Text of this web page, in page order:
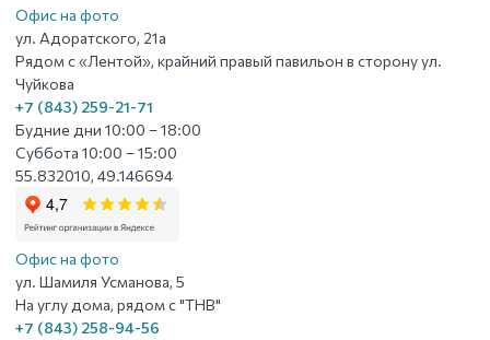
Офис на фото
ул. Адоратского, 21а
Рядом с «Лентой», крайний правый павильон в сторону ул.
Чуйкова
+7 (843) 259-21-71
Будние дни 10:00 – 18:00
Суббота 10:00 – 15:00
55.832010, 49.146694
Офис на фото
ул. Шамиля Усманова, 5
На углу дома, рядом с "ТНВ"
+7 (843) 258-94-56